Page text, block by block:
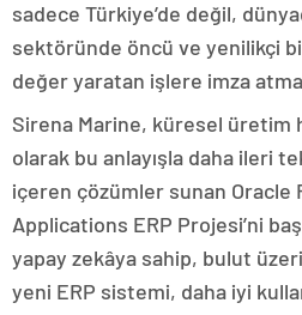
sadece Türkiye’de değil,
sektöründe öncü ve yenilikçi
değer yaratan işlere imza
Sirena Marine, küresel üretim
olarak bu anlayışla daha ileri
içeren çözümler sunan Oracle
Applications ERP Projesi’ni
yapay zekâya sahip, bulut
yeni ERP sistemi, daha iyi